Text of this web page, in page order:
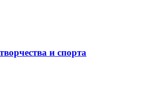
и спорта